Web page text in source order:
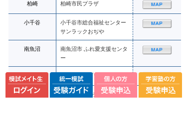
柏崎 柏崎市民プラザ
小千谷
小千谷市総合福祉センター
サンラックおぢや
南魚沼
南魚沼市 ふれ愛支援センタ
ー
上越 上越市教育プラザ
直江津学びの交流館